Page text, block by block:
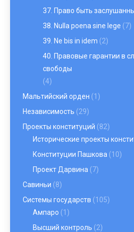
37. Право быть
38. Nulla poena sine lege (7)
39. Ne bis in idem (2)
40. Правовые гарантии в
свободы
(4)
Мальтийский орден (1)
Независимость (29)
Проекты конституций (82)
Исторические проекты
Конституции Пашкова (10)
Проект Дарвина (7)
Савиньи (8)
Системы государств (105)
Ампаро (1)
Высший контроль (2)